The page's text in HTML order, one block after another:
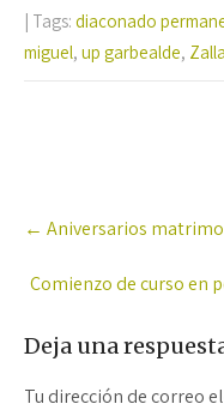
b
o
tt
er
at
sA
| Tags: diaconado
miguel, up garbealde, Zalla
navigation
← Aniversarios
Comienzo de curso en
Deja una
Tu dirección de correo